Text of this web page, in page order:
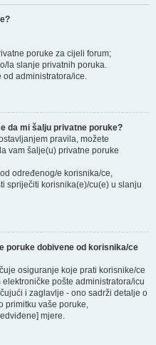
poruke za cijeli forum;
la slanje privatnih poruka.
od administratora/ice.
da mi šalju privatne poruke?
pravila, možete
vam šalje(u) privatne poruke
određenog/e korisnika/ce,
spriječiti korisnika(e)/cu(e) u slanju
poruke dobivene od korisnika/ce
osiguranje koje prati korisnike/ce
pošte administratora/icu
i zaglavlje - ono sadrži detalje o
primitku vaše poruke,
mjere.